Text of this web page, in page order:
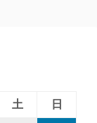
土 日